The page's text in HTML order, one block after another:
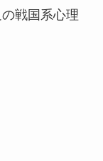
戦国系心理